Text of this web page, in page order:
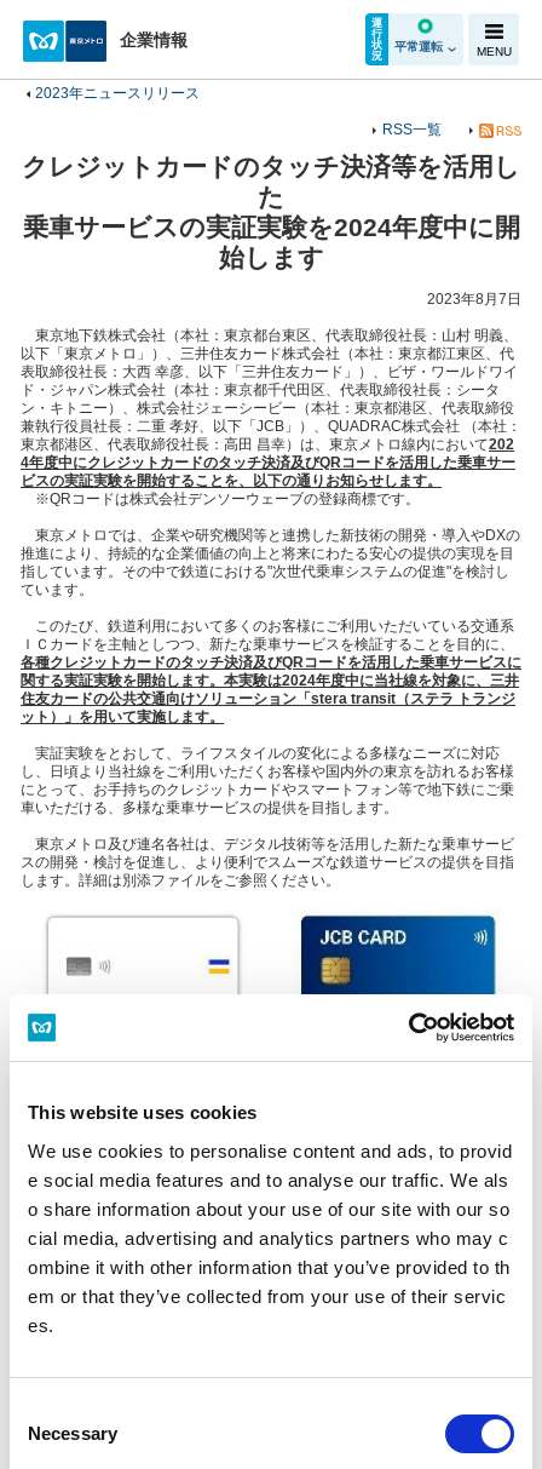
This website uses cookies
We use cookies to personalise content and ads, to provid
e social media features and to analyse our traffic. We als
o share information about your use of our site with our so
cial media, advertising and analytics partners who may c
ombine it with other information that you’ve provided to th
em or that they’ve collected from your use of their servic
es.
Necessary
企業情報
運
行
状
況
平常運転 MENU
2023年ニュースリリース
RSS一覧
クレジットカードのタッチ決済等を活用し
た
乗車サービスの実証実験を2024年度中に開
始します
2023年8月7日
東京地下鉄株式会社（本社：東京都台東区、代表取締役社長：山村 明義、
以下「東京メトロ」）、三井住友カード株式会社（本社：東京都江東区、代
表取締役社長：大西 幸彦、以下「三井住友カード」）、ビザ・ワールドワイ
ド・ジャパン株式会社（本社：東京都千代田区、代表取締役社長：シータ
ン・キトニー）、株式会社ジェーシービー（本社：東京都港区、代表取締役
兼執行役員社長：二重 孝好、以下「JCB」）、QUADRAC株式会社 （本社：
東京都港区、代表取締役社長：高田 昌幸）は、東京メトロ線内において202
4年度中にクレジットカードのタッチ決済及びQRコードを活用した乗車サー
ビスの実証実験を開始することを、以下の通りお知らせします。
※QRコードは株式会社デンソーウェーブの登録商標です。
東京メトロでは、企業や研究機関等と連携した新技術の開発・導入やDXの
推進により、持続的な企業価値の向上と将来にわたる安心の提供の実現を目
指しています。その中で鉄道における"次世代乗車システムの促進"を検討し
ています。
このたび、鉄道利用において多くのお客様にご利用いただいている交通系
ＩＣカードを主軸としつつ、新たな乗車サービスを検証することを目的に、
各種クレジットカードのタッチ決済及びQRコードを活用した乗車サービスに
関する実証実験を開始します。本実験は2024年度中に当社線を対象に、三井
住友カードの公共交通向けソリューション「stera transit（ステラ トランジ
ット）」を用いて実施します。
実証実験をとおして、ライフスタイルの変化による多様なニーズに対応
し、日頃より当社線をご利用いただくお客様や国内外の東京を訪れるお客様
にとって、お手持ちのクレジットカードやスマートフォン等で地下鉄にご乗
車いただける、多様な乗車サービスの提供を目指します。
東京メトロ及び連名各社は、デジタル技術等を活用した新たな乗車サービ
スの開発・検討を促進し、より便利でスムーズな鉄道サービスの提供を目指
します。詳細は別添ファイルをご参照ください。
PDFファイルをご覧いただく
にはAdobe® Reader®が必要
Adobe® Reader®のダウン
ロード